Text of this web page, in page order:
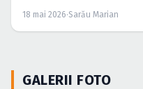
18 mai 2026·Sarău Marian
GALERII FOTO